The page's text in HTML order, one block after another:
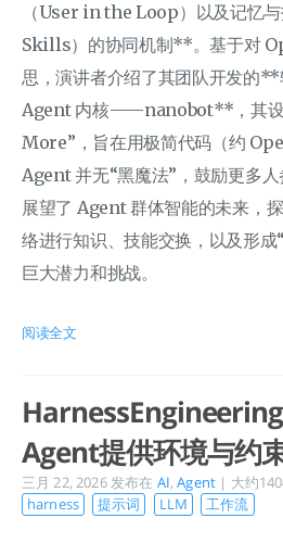
（User in the Loop）以及记忆
Skills）的协同机制**。基于对
思，演讲者介绍了其团队开发的
Agent 内核——nanobot**，其设
More”，旨在用极简代码（约
Agent 并无“黑魔法”，鼓励更多
展望了 Agent 群体智能的未来，
络进行知识、技能交换，以及形
巨大潜力和挑战。
阅读全文
Agent提供环境与约
三月 22, 2026发布在 AI,Agent | 大约
harness
提示词 LLM 工作流